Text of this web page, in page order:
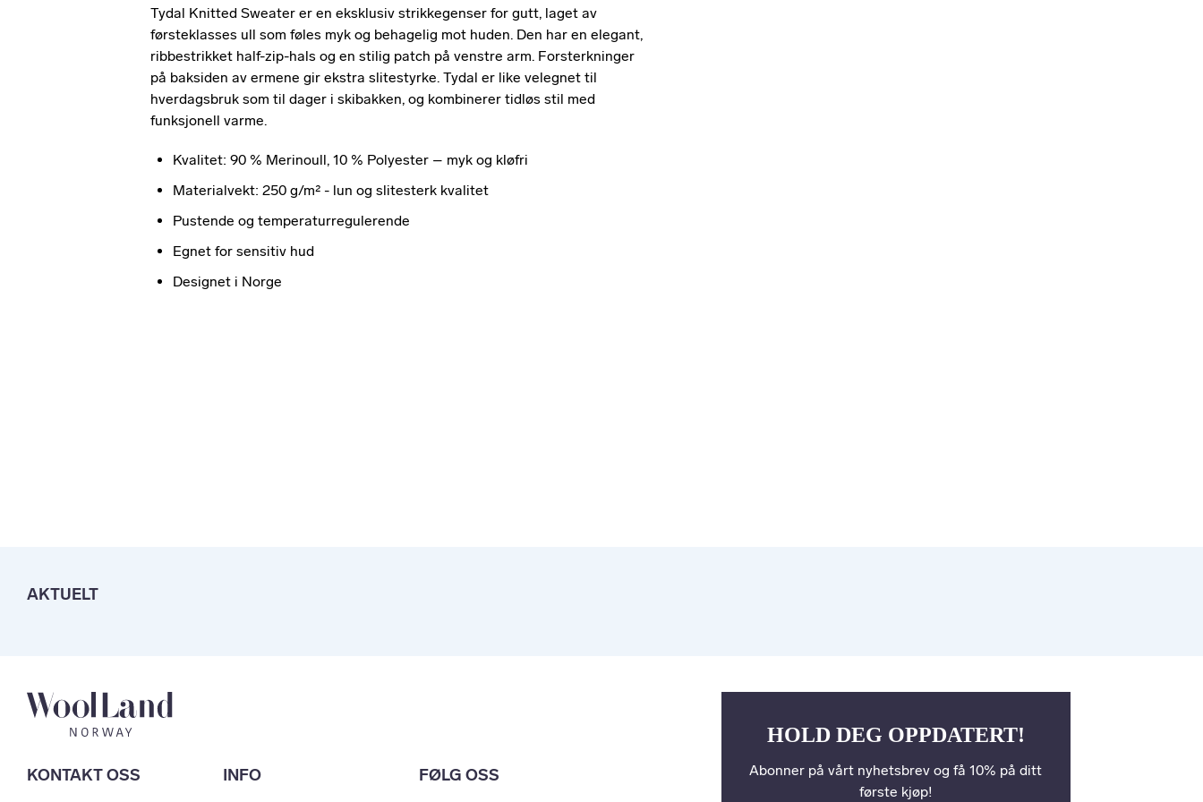
Tydal Knitted Sweater er en eksklusiv strikkegenser for gutt, laget av
førsteklasses ull som føles myk og behagelig mot huden. Den har en elegant,
ribbestrikket half-zip-hals og en stilig patch på venstre arm. Forsterkninger
på baksiden av ermene gir ekstra slitestyrke. Tydal er like velegnet til
hverdagsbruk som til dager i skibakken, og kombinerer tidløs stil med
funksjonell varme.
Kvalitet: 90 % Merinoull, 10 % Polyester – myk og kløfri
Materialvekt: 250 g/m² - lun og slitesterk kvalitet
Pustende og temperaturregulerende
Egnet for sensitiv hud
Designet i Norge
AKTUELT
HOLD DEG OPPDATERT!
Abonner på vårt nyhetsbrev og få 10% på ditt
første kjøp!
INFO
KONTAKT OSS FØLG OSS